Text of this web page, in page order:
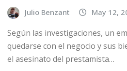
Julio Benzant May 12,
Según las investigaciones, un
quedarse con el negocio y sus
el asesinato del prestamista…